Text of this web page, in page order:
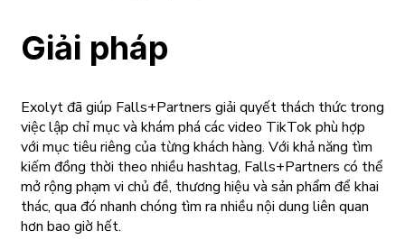
Giải pháp
Exolyt đã giúp Falls+Partners giải quyết thách thức trong
việc lập chỉ mục và khám phá các video TikTok phù hợp
với mục tiêu riêng của từng khách hàng. Với khả năng tìm
kiếm đồng thời theo nhiều hashtag, Falls+Partners có thể
mở rộng phạm vi chủ đề, thương hiệu và sản phẩm để khai
thác, qua đó nhanh chóng tìm ra nhiều nội dung liên quan
hơn bao giờ hết.